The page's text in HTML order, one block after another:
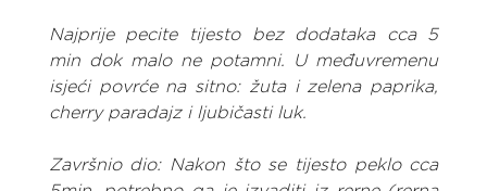
Najprije pecite tijesto bez dodataka cca 5
min dok malo ne potamni. U međuvremenu
isjeći povrće na sitno: žuta i zelena paprika,
cherry paradajz i ljubičasti luk.
Završnio dio: Nakon što se tijesto peklo cca